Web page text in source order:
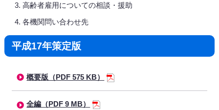
高齢者雇用についての相談・援助
各機関問い合わせ先
平成17年策定版
概要版（PDF 575 KB）
全編（PDF 9 MB）